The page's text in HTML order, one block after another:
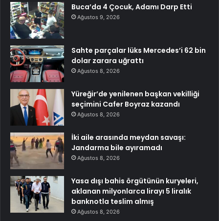
Buca’da 4 Çocuk, Adamı Darp Etti
Ağustos 9, 2026
Sahte parçalar lüks Mercedes’i 62 bin
dolar zarara uğrattı
Ağustos 8, 2026
Yüreğir’de yenilenen başkan vekilliği
seçimini Cafer Boyraz kazandı
Ağustos 8, 2026
İki aile arasında meydan savaşı:
Jandarma bile ayıramadı
Ağustos 8, 2026
Yasa dışı bahis örgütünün kuryeleri,
aklanan milyonlarca lirayı 5 liralık
banknotla teslim almış
Ağustos 8, 2026